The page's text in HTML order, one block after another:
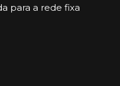
para a rede fixa